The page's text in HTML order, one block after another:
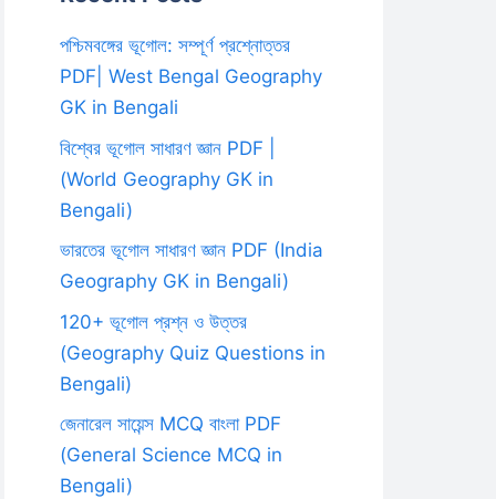
পশ্চিমবঙ্গের ভূগোল: সম্পূর্ণ প্রশ্নোত্তর
PDF| West Bengal Geography
GK in Bengali
বিশ্বের ভূগোল সাধারণ জ্ঞান PDF |
(World Geography GK in
Bengali)
ভারতের ভূগোল সাধারণ জ্ঞান PDF (India
Geography GK in Bengali)
120+ ভূগোল প্রশ্ন ও উত্তর
(Geography Quiz Questions in
Bengali)
জেনারেল সায়েন্স MCQ বাংলা PDF
(General Science MCQ in
Bengali)